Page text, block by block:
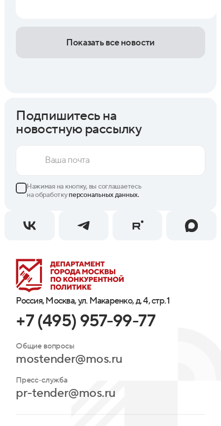
Показать все новости
Россия, Москва, ул. Макаренко, д. 4, стр. 1
+7 (495) 957-99-77
Общие вопросы
mostender@mos.ru
Пресс-служба
pr-tender@mos.ru
Подпишитесь на
новостную рассылку
Нажимая на кнопку, вы соглашаетесь
на обработкуперсональных данных.